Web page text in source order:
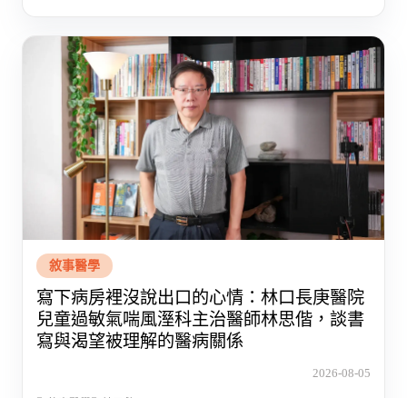
敘事醫學
寫下病房裡沒說出口的心情：林口長庚醫院
兒童過敏氣喘風溼科主治醫師林思偕，談書
寫與渴望被理解的醫病關係
2026-08-05